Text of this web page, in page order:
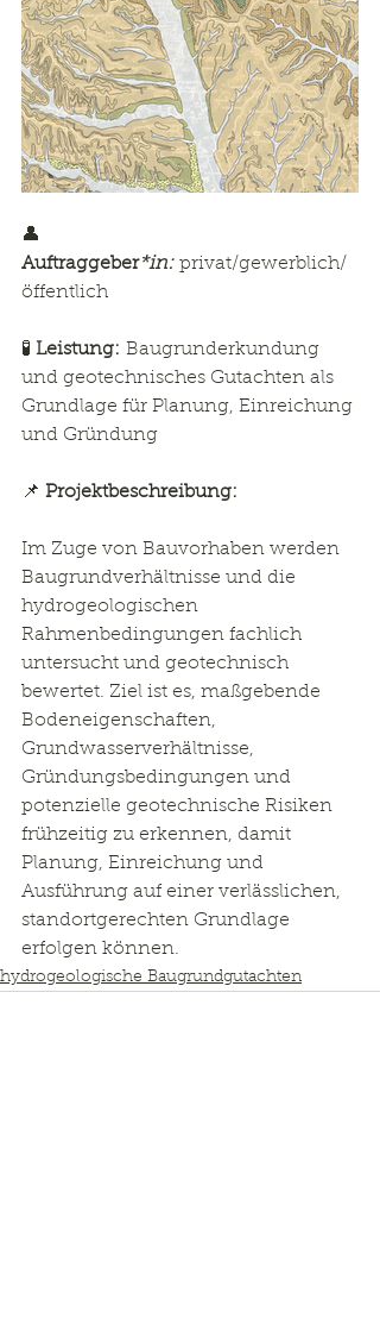
👤
Auftraggeber*in: privat/gewerblich/
öffentlich
🧪 Leistung: Baugrunderkundung
und geotechnisches Gutachten als
Grundlage für Planung, Einreichung
und Gründung
📌 Projektbeschreibung:
Im Zuge von Bauvorhaben werden
Baugrundverhältnisse und die
hydrogeologischen
Rahmenbedingungen fachlich
untersucht und geotechnisch
bewertet. Ziel ist es, maßgebende
Bodeneigenschaften,
Grundwasserverhältnisse,
Gründungsbedingungen und
potenzielle geotechnische Risiken
frühzeitig zu erkennen, damit
Planung, Einreichung und
Ausführung auf einer verlässlichen,
standortgerechten Grundlage
erfolgen können.
hydrogeologische Baugrundgutachten